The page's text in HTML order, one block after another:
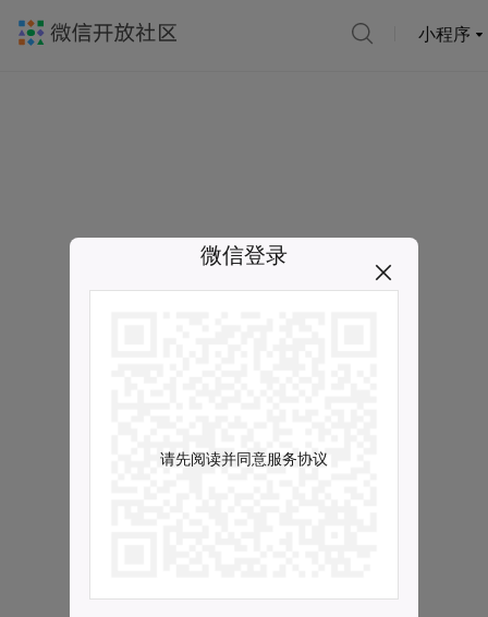
小程序
微信登录
请先阅读并同意服务协议